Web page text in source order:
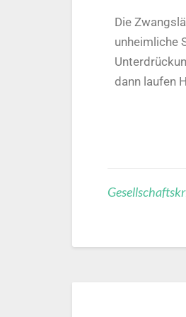
Die
unheimliche
dann laufen